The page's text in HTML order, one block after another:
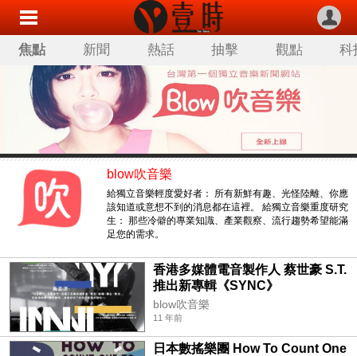
焦點 新聞 熱話 抽擊 觀點 科
blow吹音樂
給獨立音樂輕度愛好者： 所有新鮮有趣、光怪陸離、你應
該知道或意想不到的消息都在這裡。 給獨立音樂重度研究
生： 那些冷僻的專業知識、產業觀察、流行趨勢希望能滿
足您的需求。
香港多媒體電音製作人 蔡世豪 S.T.
推出新專輯《SYNC》
blow吹音樂
11 年前
日本數搖樂團 How To Count One